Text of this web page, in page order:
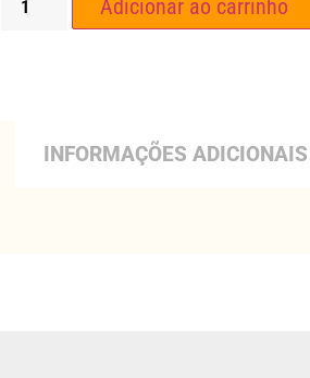
Adicionar ao carrinho
INFORMAÇÕES ADICIONAIS